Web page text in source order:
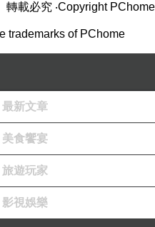
造成問題重複發生，而缺
通常不會缺席。中文雖然
用語中並不像日語般普
值排序：日本偏向維護和
中文則介乎兩者之間。
轉載必究 ‧Copyright PChome
trademarks of PChome
最新文章
美食饗宴
旅遊玩家
影視娛樂